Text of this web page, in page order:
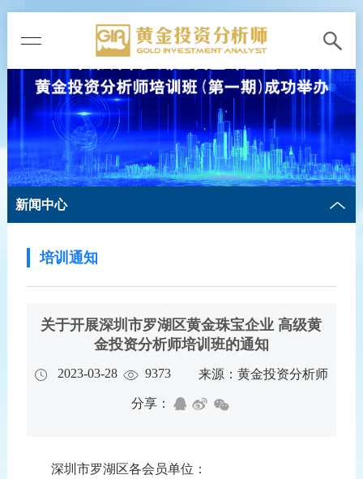
新闻中心
培训通知
关于开展深圳市罗湖区黄金珠宝企业 高级黄
金投资分析师培训班的通知
2023-03-28 9373 来源：黄金投资分析师
分享：
深圳市罗湖区各会员单位：